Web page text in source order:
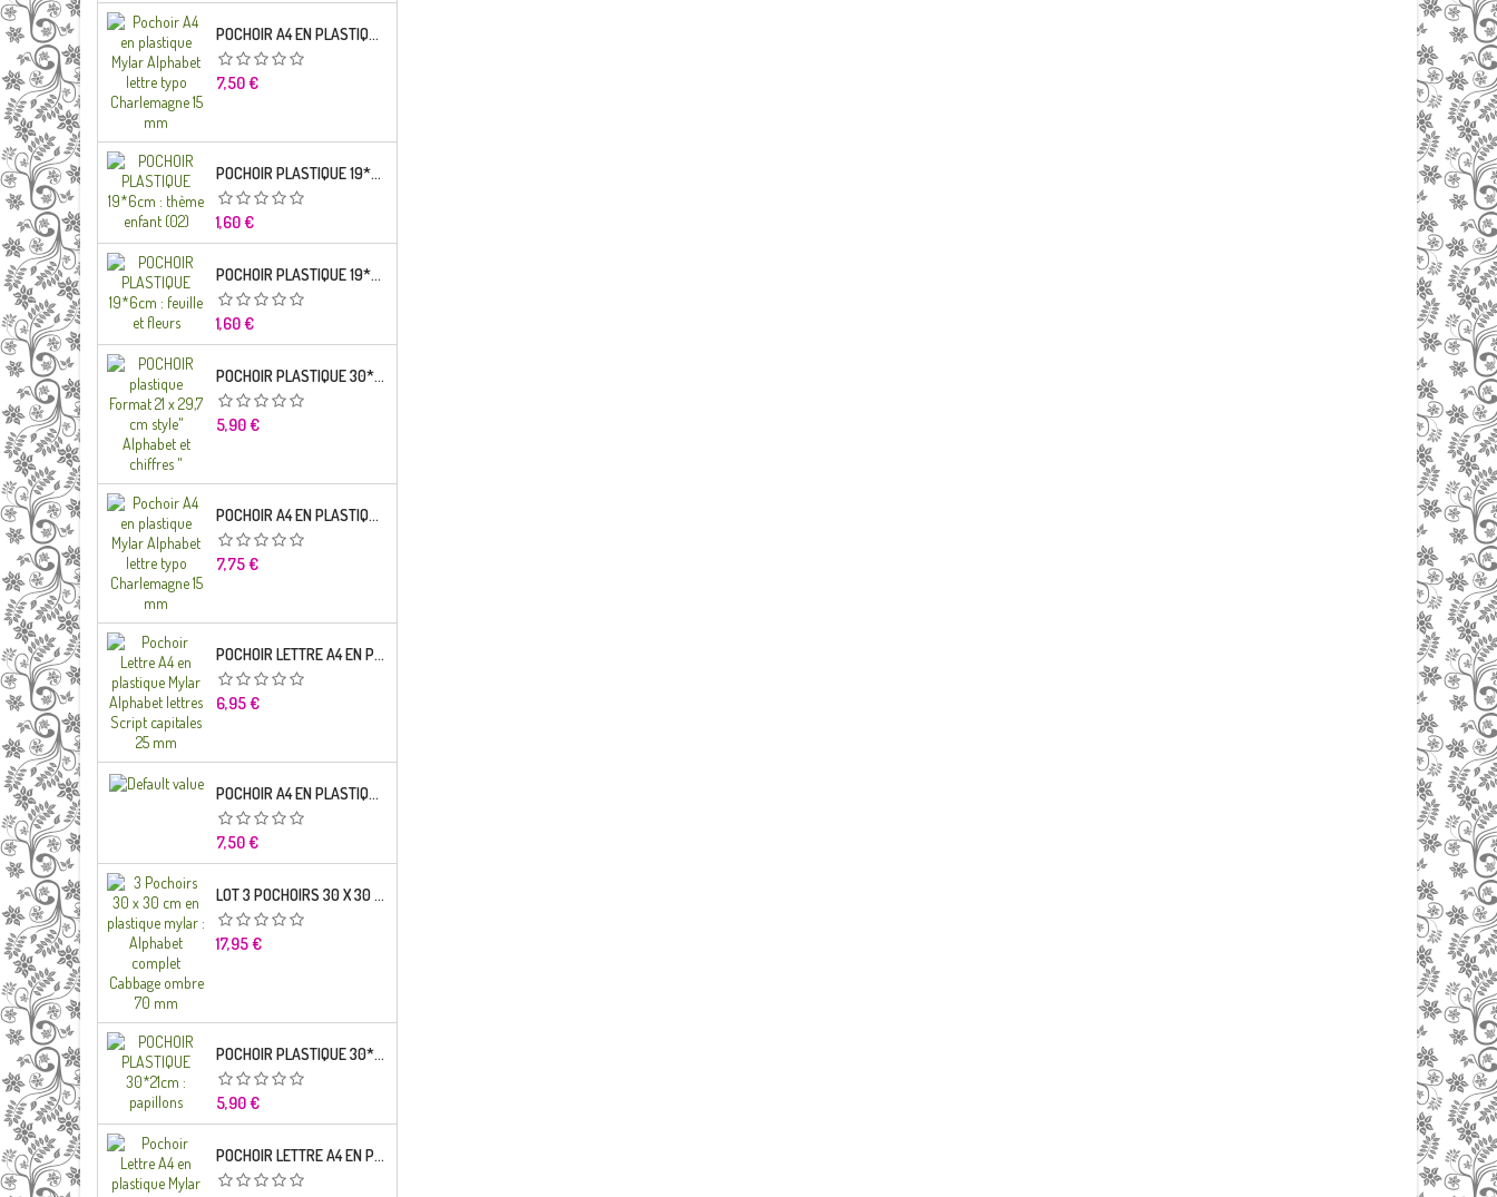
POCHOIR A4 EN PLASTIQUE MYLAR ALPHABET LETTRE TYPO CHARLEMAGNE
Prix
7,50 €
POCHOIR PLASTIQUE 19*6CM : THÈME ENFANT (02)
Prix
1,60 €
POCHOIR PLASTIQUE 19*6CM : FEUILLE ET FLEURS
Prix
1,60 €
POCHOIR PLASTIQUE 30*21CM : ALPHABET (02)
Prix
5,90 €
POCHOIR A4 EN PLASTIQUE MYLAR ALPHABET LETTRE TYPO RAVIE 30 MM
Prix
7,75 €
POCHOIR LETTRE A4 EN PLASTIQUE MYLAR ALPHABET LETTRES SCRIPT CAPITALES 25 MM
Prix
6,95 €
POCHOIR A4 EN PLASTIQUE MYLAR ALPHABET LETTRE TYPO SCIENCE 35 MM
Prix
7,50 €
LOT 3 POCHOIRS 30 X 30 CM EN PLASTIQUE MYLAR : ALPHABET COMPLET CABBAGE OMBRE 70 MM
Prix
17,95 €
POCHOIR PLASTIQUE 30*21CM : PAPILLONS
Prix
5,90 €
POCHOIR LETTRE A4 EN PLASTIQUE MYLAR ALPHABET LETTRES BRODWAY CAPITALES 20 MM